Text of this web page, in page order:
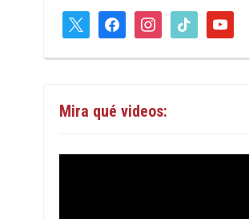
facebookinstagram
tiktok youtube
Mira qué videos: